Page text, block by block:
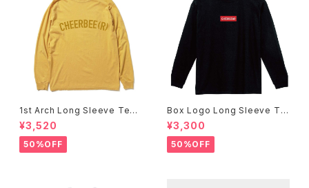
1st Arch Long Sleeve Tee
-Mustard-
¥3,520
50%OFF
Box Logo Long Sleeve Te
e -Black-
¥3,300
50%OFF